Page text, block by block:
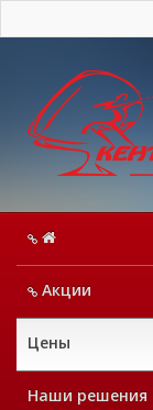
Акции
Цены
Наши решения